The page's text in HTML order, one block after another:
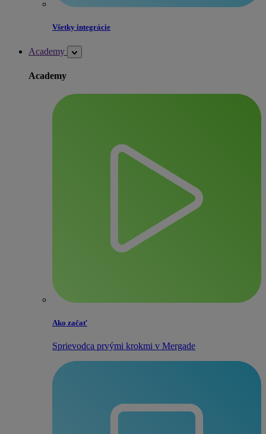
Všetky integrácie
Academy
Academy
Ako začať
Sprievodca prvými krokmi v Mergade